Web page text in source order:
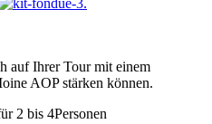
auf Ihrer Tour mit einem
AOP stärken können.
2 bis 4Personen